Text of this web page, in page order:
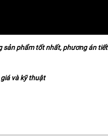
sản phẩm tốt nhất, phương án
và kỹ thuật